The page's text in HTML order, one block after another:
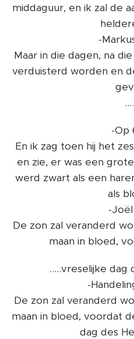
middaguur, en ik zal de
-
Maar in die dagen, na
verduisterd worden en
-Op
En ik zag toen hij het
en zie, er was een
werd zwart als een
als
-Joël
De zon zal veranderd
maan in bloed,
.....vreselijke dag
-
De zon zal veranderd
maan in bloed, voordat
dag des